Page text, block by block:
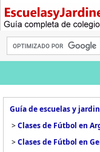
Guía de escuelas y
>Clases de Fútbol en
>Clases de Fútbol en